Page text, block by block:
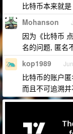
比特币本来就是
Mohanson
因为《比特币
名的问题, 匿名
kop1989
比特币的账户匿
而且不可追溯并